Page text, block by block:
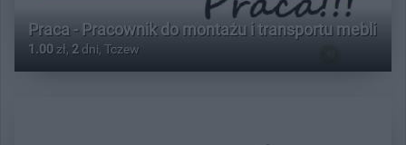
Praca - Pracownik do montażu i transportu mebli
1.00 zł, 2 dni, Tczew